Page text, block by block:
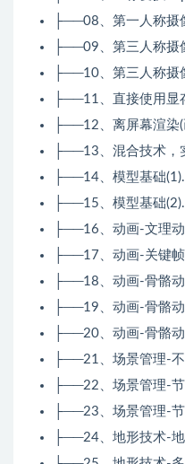
├──08、第一人称摄
├──09、第三人称摄
├──10、第三人称摄
├──11、直接使用显
├──12、离屏幕渲染
├──13、混合技术，
├──14、模型基础
├──15、模型基础
├──16、动画-文理
├──17、动画-关键
├──18、动画-骨骼
├──19、动画-骨骼
├──20、动画-骨骼
├──21、场景管理-
├──22、场景管理-
├──23、场景管理-
├──24、地形技术-